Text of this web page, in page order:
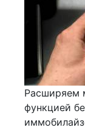
Расширяем
функцией